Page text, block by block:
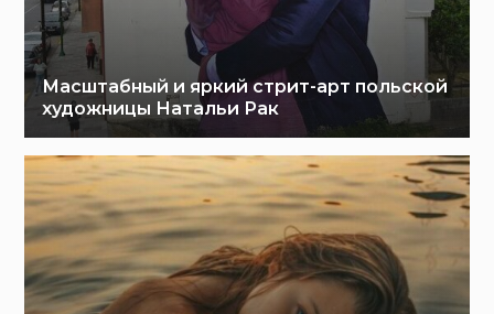
Масштабный и яркий стрит-арт польской
художницы Натальи Рак